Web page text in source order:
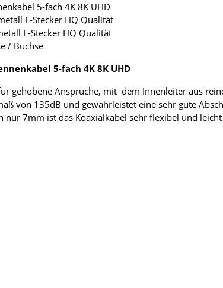
5-fach 4K 8K UHD
F-Stecker HQ Qualität
F-Stecker HQ Qualität
/ Buchse
5-fach 4K 8K UHD
gehobene Ansprüche, mit dem Innenleiter aus
von 135dB und gewährleistet eine sehr gute
7mm ist das Koaxialkabel sehr flexibel und